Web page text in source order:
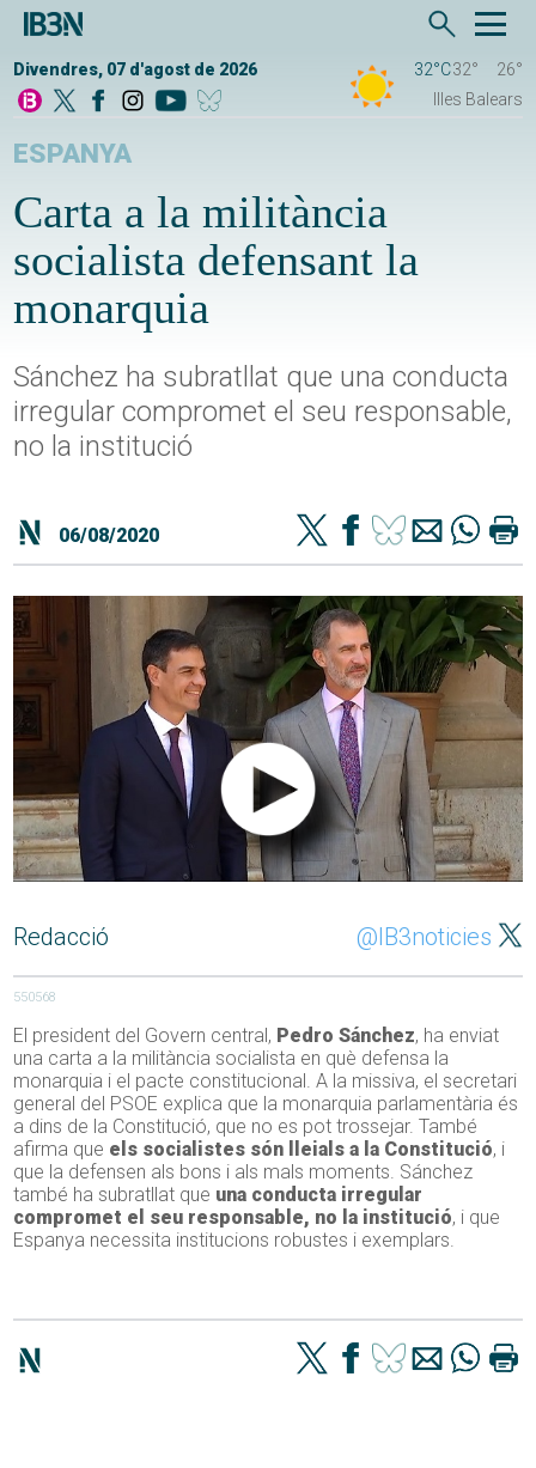
Divendres, 07 d'agost de 2026 32°C32°
26°
Illes Balears
ESPANYA
Carta a la militància
socialista defensant la
monarquia
Sánchez ha subratllat que una conducta
irregular compromet el seu responsable,
no la institució
06/08/2020
Redacció @IB3noticies
550568
El president del Govern central, Pedro Sánchez, ha enviat
una carta a la militància socialista en què defensa la
monarquia i el pacte constitucional. A la missiva, el secretari
general del PSOE explica que la monarquia parlamentària és
a dins de la Constitució, que no es pot trossejar. També
afirma que els socialistes són lleials a la Constitució, i
que la defensen als bons i als mals moments. Sánchez
també ha subratllat que una conducta irregular
compromet el seu responsable, no la institució, i que
Espanya necessita institucions robustes i exemplars.